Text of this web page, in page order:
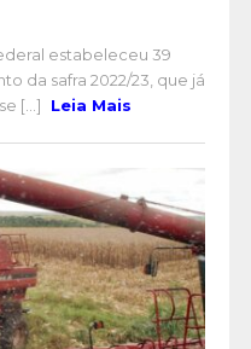
estabeleceu 39
da safra 2022/23, que já
[...]
Leia Mais